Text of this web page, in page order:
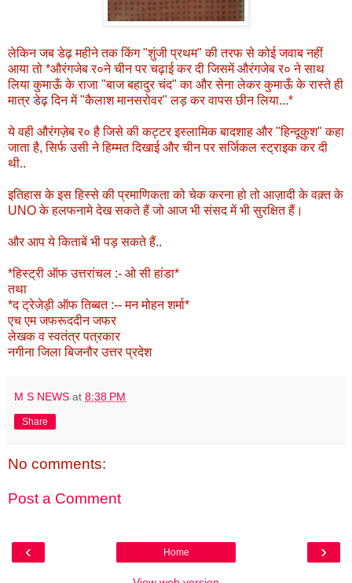
लेकिन जब डेढ़ महीने तक किंग "शुंजी प्रथम" की तरफ से कोई जवाब नहीं
आया तो *औरंगजेब र०ने चीन पर चढ़ाई कर दी जिसमें औरंगजेब र० ने साथ
लिया कुमाऊँ के राजा "बाज बहादुर चंद" का और सेना लेकर कुमाऊँ के रास्ते ही
मात्र डेढ़ दिन में "कैलाश मानसरोवर" लड़ कर वापस छीन लिया...*
ये वही औरंगज़ेब र० है जिसे की कट्टर इस्लामिक बादशाह और "हिन्दूकुश" कहा
जाता है, सिर्फ उसी ने हिम्मत दिखाई और चीन पर सर्जिकल स्ट्राइक कर दी
थी..
इतिहास के इस हिस्से की प्रमाणिकता को चेक करना हो तो आज़ादी के वक़्त के
UNO के हलफनामे देख सकते हैं जो आज भी संसद में भी सुरक्षित हैं।
और आप ये किताबें भी पड़ सकते हैं..
*हिस्ट्री ऑफ उत्तरांचल :- ओ सी हांडा*
तथा
*द ट्रेजेड़ी ऑफ तिब्बत :-- मन मोहन शर्मा*
एच एम जफरूददीन जफर
लेखक व स्वतंत्र पत्रकार
नगीना जिला बिजनौर उत्तर प्रदेश
M S NEWS at 8:38 PM
Share
No comments:
Post a Comment
‹ ›
Home